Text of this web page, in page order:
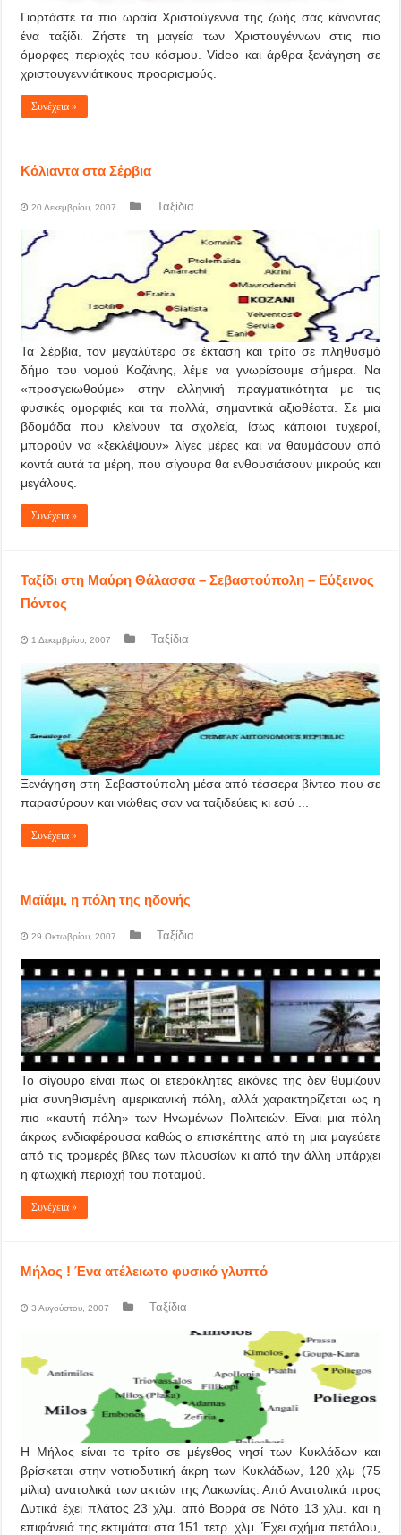
Γιορτάστε τα πιο ωραία Χριστούγεννα της ζωής σας κάνοντας
ένα ταξίδι. Ζήστε τη μαγεία των Χριστουγέννων στις πιο
όμορφες περιοχές του κόσμου. Video και άρθρα ξενάγηση σε
χριστουγεννιάτικους προορισμούς.
Συνέχεια »
Κόλιαντα στα Σέρβια
20 Δεκεμβρίου, 2007 Ταξίδια
Τα Σέρβια, τον μεγαλύτερο σε έκταση και τρίτο σε πληθυσμό
δήμο του νομού Κοζάνης, λέμε να γνωρίσουμε σήμερα. Να
«προσγειωθούμε» στην ελληνική πραγματικότητα με τις
φυσικές ομορφιές και τα πολλά, σημαντικά αξιοθέατα. Σε μια
βδομάδα που κλείνουν τα σχολεία, ίσως κάποιοι τυχεροί,
μπορούν να «ξεκλέψουν» λίγες μέρες και να θαυμάσουν από
κοντά αυτά τα μέρη, που σίγουρα θα ενθουσιάσουν μικρούς και
μεγάλους.
Συνέχεια »
Ταξίδι στη Μαύρη Θάλασσα – Σεβαστούπολη – Εύξεινος
Πόντος
1 Δεκεμβρίου, 2007 Ταξίδια
Ξενάγηση στη Σεβαστούπολη μέσα από τέσσερα βίντεο που σε
παρασύρουν και νιώθεις σαν να ταξιδεύεις κι εσύ ...
Συνέχεια »
Μαϊάμι, η πόλη της ηδονής
29 Οκτωβρίου, 2007 Ταξίδια
Το σίγουρο είναι πως οι ετερόκλητες εικόνες της δεν θυμίζουν
μία συνηθισμένη αμερικανική πόλη, αλλά χαρακτηρίζεται ως η
πιο «καυτή πόλη» των Ηνωμένων Πολιτειών. Είναι μια πόλη
άκρως ενδιαφέρουσα καθώς ο επισκέπτης από τη μια μαγεύετε
από τις τρομερές βίλες των πλουσίων κι από την άλλη υπάρχει
η φτωχική περιοχή του ποταμού.
Συνέχεια »
Μήλος ! Ένα ατέλειωτο φυσικό γλυπτό
3 Αυγούστου, 2007 Ταξίδια
Η Μήλος είναι το τρίτο σε μέγεθος νησί των Κυκλάδων και
βρίσκεται στην νοτιοδυτική άκρη των Κυκλάδων, 120 χλμ (75
μίλια) ανατολικά των ακτών της Λακωνίας. Από Ανατολικά προς
Δυτικά έχει πλάτος 23 χλμ. από Βορρά σε Νότο 13 χλμ. και η
επιφάνειά της εκτιμάται στα 151 τετρ. χλμ. Έχει σχήμα πετάλου,